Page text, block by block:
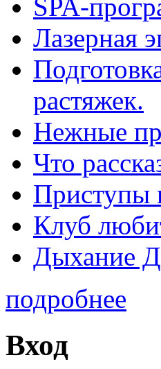
SPA-
Лазерная
растяжек.
Нежные
Что
Приступы
Клуб
Дыхание
подробнее
Вход